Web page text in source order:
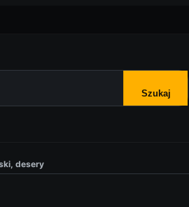
Szukaj
desery